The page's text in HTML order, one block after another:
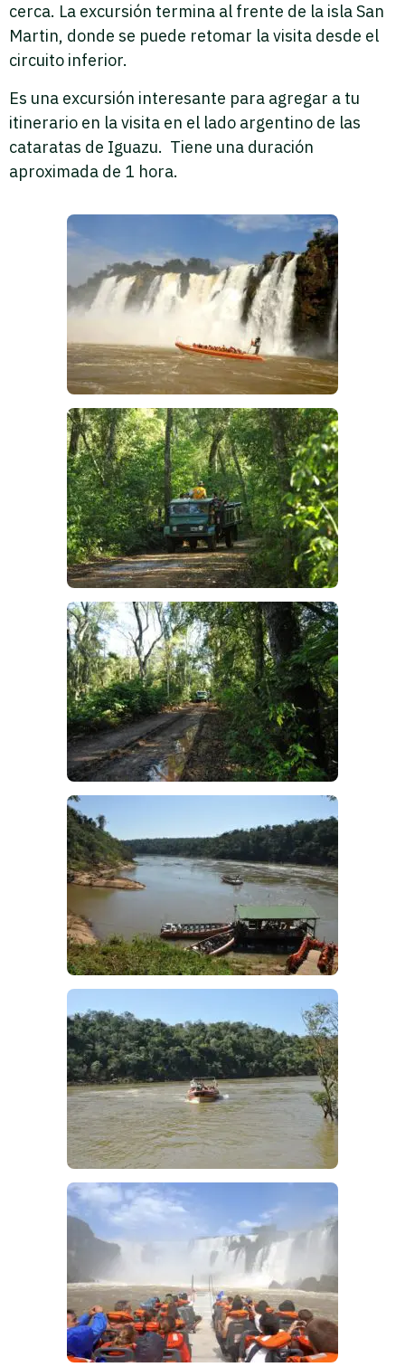
cerca. La excursión termina al frente de la isla San
Martin, donde se puede retomar la visita desde el
circuito inferior.
Es una excursión interesante para agregar a tu
itinerario en la visita en el lado argentino de las
cataratas de Iguazu. Tiene una duración
aproximada de 1 hora.